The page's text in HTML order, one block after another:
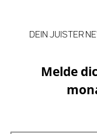
Melde
DEIN JUISTER